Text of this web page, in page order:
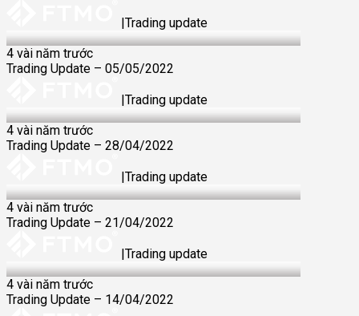
|Trading update
05 May 2022
4 vài năm trước
Trading Update – 05/05/2022
|Trading update
28 Apr 2022
4 vài năm trước
Trading Update – 28/04/2022
|Trading update
21 Apr 2022
4 vài năm trước
Trading Update – 21/04/2022
|Trading update
14 Apr 2022
4 vài năm trước
Trading Update – 14/04/2022